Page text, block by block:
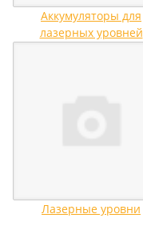
Аккумуляторы для
лазерных уровней
Лазерные уровни